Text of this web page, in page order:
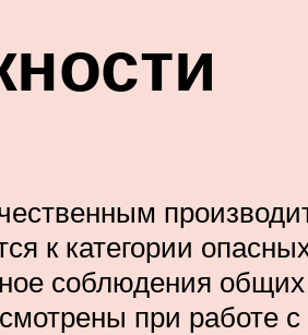
к категории
соблюдения
при работе